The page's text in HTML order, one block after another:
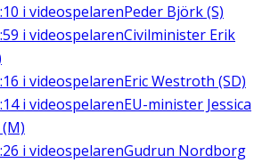
i videospelarenPeder Björk (S)
i videospelarenCivilminister Erik
i videospelarenEric Westroth (SD)
i videospelarenEU-minister Jessica
i videospelarenGudrun Nordborg